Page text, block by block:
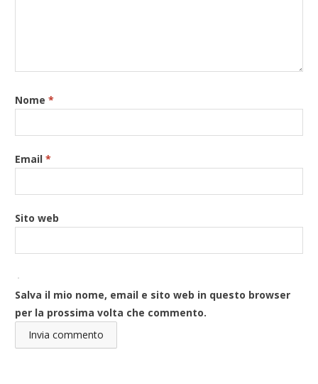
Nome*
Email*
Sito web
Salva il mio nome, email e sito web in questo browser
per la prossima volta che commento.